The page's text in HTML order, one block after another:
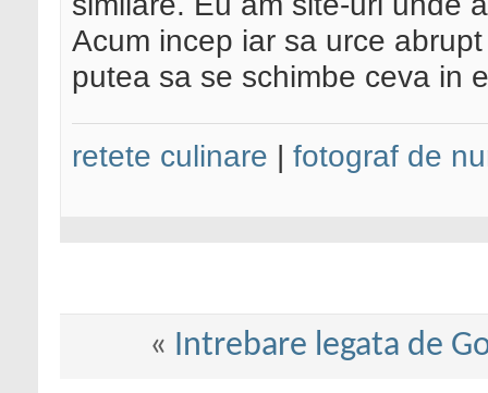
Acum incep iar sa urce
putea sa se schimbe ceva in
retete culinare | fotograf de
« Intrebare legata de